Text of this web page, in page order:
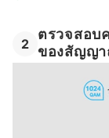
2
ตรวจสอบ
ของสัญญ